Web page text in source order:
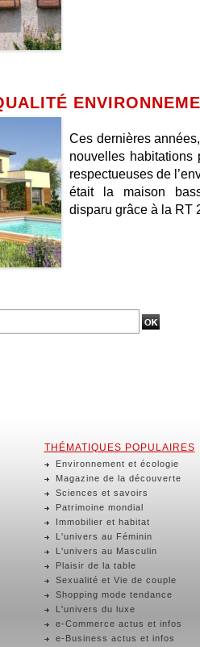
Ces dernières
nouvelles
respectueuses de
était la maison
disparu grâce à la RT
THÉMATIQUES POPULAIRES
Environnement et écologie
Magazine de la découverte
Sciences et savoirs
Patrimoine mondial
Immobilier et habitat
L'univers au Féminin
L'univers au Masculin
Plaisir de la table
Sexualité et Vie de couple
Shopping mode tendance
L'univers du luxe
e-Commerce actus et infos
e-Business actus et infos